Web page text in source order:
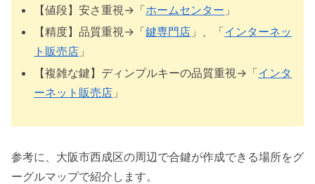
【値段】安さ重視→「ホームセンター 」
【精度】品質重視→「鍵専門店 」、「インターネッ
ト販売店 」
【複雑な鍵】ディンプルキーの品質重視→「インタ
ーネット販売店 」
参考に、大阪市西成区の周辺で合鍵が作成できる場所をグ
ーグルマップで紹介します。